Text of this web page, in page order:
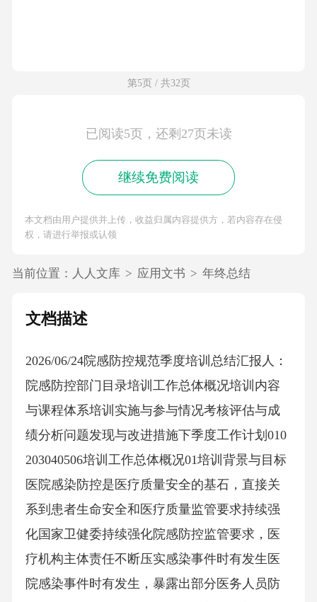
第5页 / 共32页
已阅读5页，还剩27页未读
继续免费阅读
本文档由用户提供并上传，收益归属内容提供方，若内容存在侵
权，请进行举报或认领
当前位置： 人人文库 > 应用文书 > 年终总结
文档描述
2026/06/24院感防控规范季度培训总结汇报人：
院感防控部门目录培训工作总体概况培训内容
与课程体系培训实施与参与情况考核评估与成
绩分析问题发现与改进措施下季度工作计划010
203040506培训工作总体概况01培训背景与目标
医院感染防控是医疗质量安全的基石，直接关
系到患者生命安全和医疗质量监管要求持续强
化国家卫健委持续强化院感防控监管要求，医
疗机构主体责任不断压实感染事件时有发生医
院感染事件时有发生，暴露出部分医务人员防